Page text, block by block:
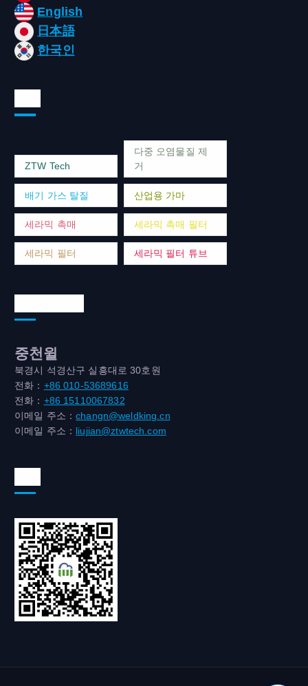
English
日本語
한국인
ZTW Tech
다중 오염물질 제
거
배기 가스 탈질 산업용 가마
세라믹 촉매 세라믹 촉매 필터
세라믹 필터 세라믹 필터 튜브
중천윌
북경시 석경산구 실흥대로 30호원
전화： +86 010-53689616
전화： +86 15110067832
이메일 주소：changn@weldking.cn
이메일 주소： liujian@ztwtech.com